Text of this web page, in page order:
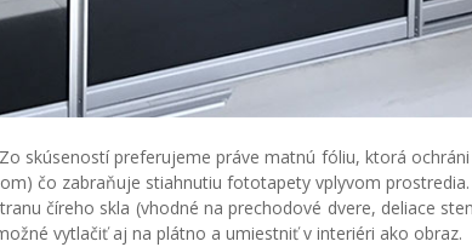
skúseností preferujeme práve matnú fóliu, ktorá
čo zabraňuje stiahnutiu fototapety vplyvom prostredia.
číreho skla (vhodné na prechodové dvere, deliace
vytlačiť aj na plátno a umiestniť v interiéri ako obraz.